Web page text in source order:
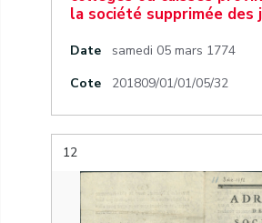
la société supprimée des
Date
samedi 05 mars 1774
Cote
201809/01/01/05/32
12